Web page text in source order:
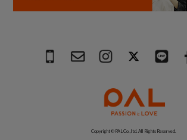
Copyright © PAL Co.,ltd. All Rights Reserved.